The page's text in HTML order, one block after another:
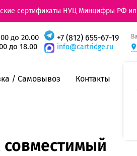
сертификаты НУЦ Минцифры РФ
до 20.00
до 18.00
+7 (812) 655-67-19
info@cartridge.ru
/ Самовывоз Контакты
совместимый